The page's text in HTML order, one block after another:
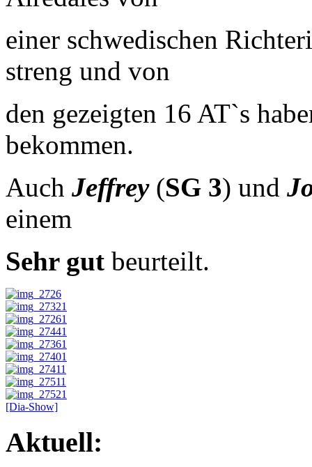
einer schwedischen
streng und von
den gezeigten 16 AT`s
bekommen.
Auch Jeffrey(SG 3) und
einem
Sehr gut beurteilt.
[Dia-Show]
Aktuell: